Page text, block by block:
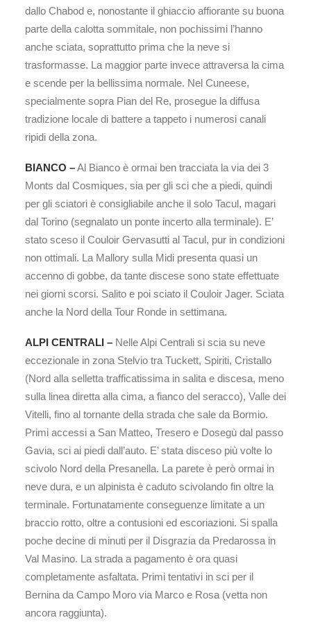
dallo Chabod e, nonostante il ghiaccio affiorante su buona
parte della calotta sommitale, non pochissimi l’hanno
anche sciata, soprattutto prima che la neve si
trasformasse. La maggior parte invece attraversa la cima
e scende per la bellissima normale. Nel Cuneese,
specialmente sopra Pian del Re, prosegue la diffusa
tradizione locale di battere a tappeto i numerosi canali
ripidi della zona.
BIANCO –Al Bianco è ormai ben tracciata la via dei 3
Monts dal Cosmiques, sia per gli sci che a piedi, quindi
per gli sciatori è consigliabile anche il solo Tacul, magari
dal Torino (segnalato un ponte incerto alla terminale). E’
stato sceso il Couloir Gervasutti al Tacul, pur in condizioni
non ottimali. La Mallory sulla Midi presenta quasi un
accenno di gobbe, da tante discese sono state effettuate
nei giorni scorsi. Salito e poi sciato il Couloir Jager. Sciata
anche la Nord della Tour Ronde in settimana.
ALPI CENTRALI – Nelle Alpi Centrali si scia su neve
eccezionale in zona Stelvio tra Tuckett, Spiriti, Cristallo
(Nord alla selletta trafficatissima in salita e discesa, meno
sulla linea diretta alla cima, a fianco del seracco), Valle dei
Vitelli, fino al tornante della strada che sale da Bormio.
Primi accessi a San Matteo, Tresero e Dosegù dal passo
Gavia, sci ai piedi dall’auto. E’ stata disceso più volte lo
scivolo Nord della Presanella. La parete è però ormai in
neve dura, e un alpinista è caduto scivolando fin oltre la
terminale. Fortunatamente conseguenze limitate a un
braccio rotto, oltre a contusioni ed escoriazioni. Si spalla
poche decine di minuti per il Disgrazia da Predarossa in
Val Masino. La strada a pagamento è ora quasi
completamente asfaltata. Primi tentativi in sci per il
Bernina da Campo Moro via Marco e Rosa (vetta non
ancora raggiunta).